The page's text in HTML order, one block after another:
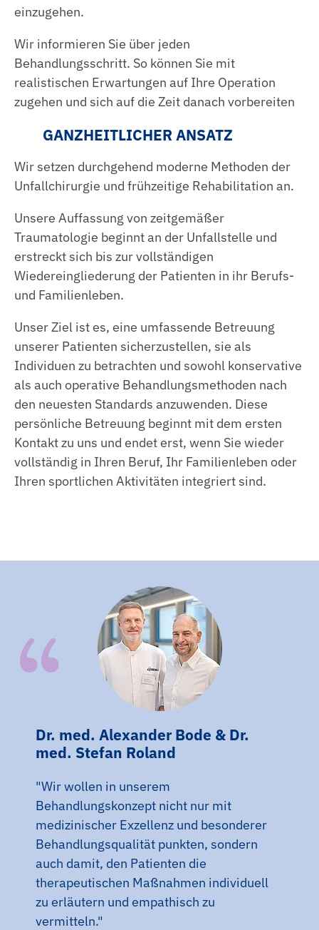
einzugehen.
Wir informieren Sie über jeden
Behandlungsschritt. So können Sie mit
realistischen Erwartungen auf Ihre Operation
zugehen und sich auf die Zeit danach vorbereiten
GANZHEITLICHER ANSATZ
Wir setzen durchgehend moderne Methoden der
Unfallchirurgie und frühzeitige Rehabilitation an.
Unsere Auffassung von zeitgemäßer
Traumatologie beginnt an der Unfallstelle und
erstreckt sich bis zur vollständigen
Wiedereingliederung der Patienten in ihr Berufs-
und Familienleben.
Unser Ziel ist es, eine umfassende Betreuung
unserer Patienten sicherzustellen, sie als
Individuen zu betrachten und sowohl konservative
als auch operative Behandlungsmethoden nach
den neuesten Standards anzuwenden. Diese
persönliche Betreuung beginnt mit dem ersten
Kontakt zu uns und endet erst, wenn Sie wieder
vollständig in Ihren Beruf, Ihr Familienleben oder
Ihren sportlichen Aktivitäten integriert sind.
Dr. med. Alexander Bode & Dr.
med. Stefan Roland
"Wir wollen in unserem
Behandlungskonzept nicht nur mit
medizinischer Exzellenz und besonderer
Behandlungsqualität punkten, sondern
auch damit, den Patienten die
therapeutischen Maßnahmen individuell
zu erläutern und empathisch zu
vermitteln."